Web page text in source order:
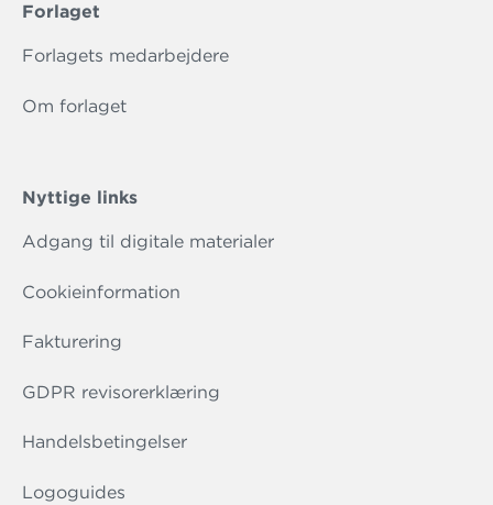
Forlaget
Forlagets medarbejdere
Om forlaget
Nyttige links
Adgang til digitale materialer
Cookieinformation
Fakturering
GDPR revisorerklæring
Handelsbetingelser
Logoguides